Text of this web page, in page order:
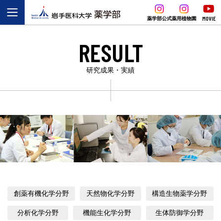
薬学部公式薬用植物園 MOVIE
RESULT
研究成果・実績
創薬有機化学分野 天然物化学分野 構造生物薬学分野
分析化学分野 機能生化学分野 生体防御学分野